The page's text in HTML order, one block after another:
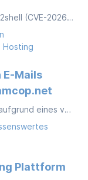
Kritische WordPress-Sicherheitslücke wp2shell (CVE-2026-63030 und CVE-2026-60137)
Hosting
E-Mails
Die DNS RBL spamcop.net funktionierte aufgrund eines vergessenen Domain-Verlängerungsprozesses nicht mehr. Wir haben die Verwendung dieser DNS RBL in unseren Systemen vorübergehend deaktiviert und nach erfolgreicher Funktionsprüfung wieder aktiviert.
Plattform